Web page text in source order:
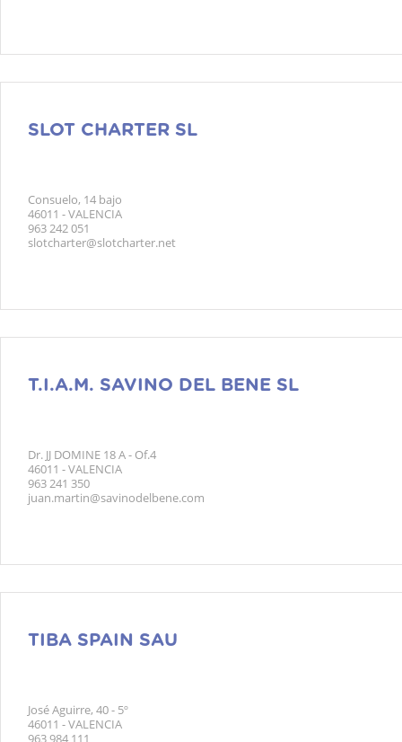
SLOT CHARTER SL
Consuelo, 14 bajo
46011 - VALENCIA
963 242 051
slotcharter@slotcharter.net
T.I.A.M. SAVINO DEL BENE SL
Dr. JJ DOMINE 18 A - Of.4
46011 - VALENCIA
963 241 350
juan.martin@savinodelbene.com
TIBA SPAIN SAU
José Aguirre, 40 - 5º
46011 - VALENCIA
963 984 111